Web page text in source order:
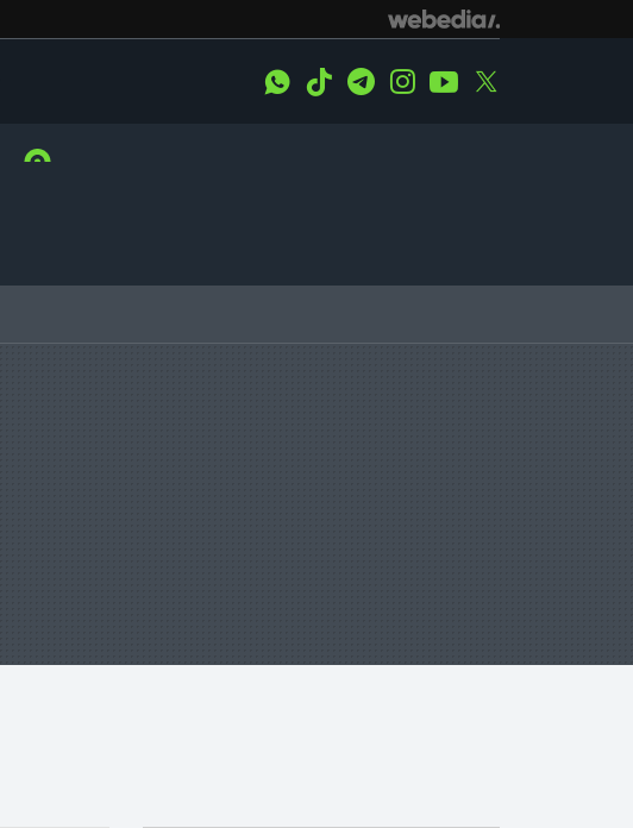
WhatsApp
Tiktok TelegramInstagramYoutube